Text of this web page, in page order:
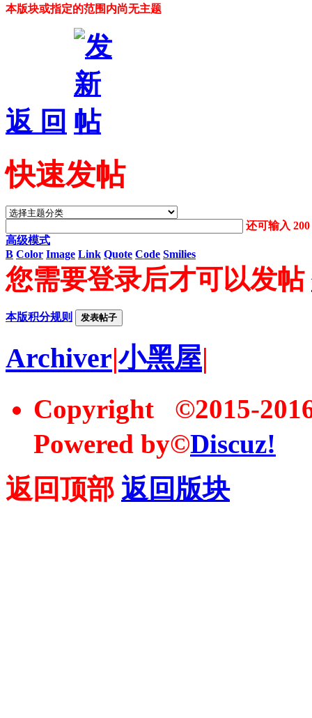
本版块或指定的范围内尚无主题
返 回
快速发帖
还可输入200
高级模式
B Color Image Link Quote Code Smilies
您需要登录后才可以发帖
本版积分规则 发表帖子
Archiver|小黑屋|
Copyright ©2015-
Powered by©Discuz!
返回顶部 返回版块